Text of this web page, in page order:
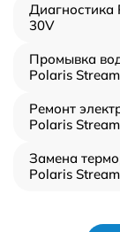
Диагностика
30V
Промывка
Polaris
Ремонт
Polaris
Замена
Polaris